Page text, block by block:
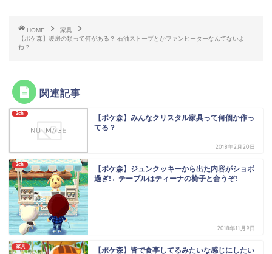
HOME
家具
【ポケ森】暖房の類って何がある？ 石油ストーブとかファンヒーターなんてないよ
ね？
関連記事
2ch
【ポケ森】みんなクリスタル家具って何個か作っ
てる？
2018年2月20日
2ch
【ポケ森】ジュンクッキーから出た内容がショボ
過ぎ!←テーブルはティーナの椅子と合うぞ!
2018年11月9日
家具 【ポケ森】皆で食事してるみたいな感じにしたい